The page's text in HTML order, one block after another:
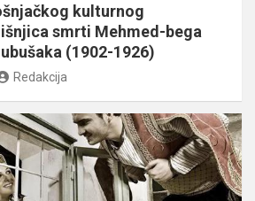
kulturnog
smrti Mehmed-bega
(1902-1926)
Redakcija